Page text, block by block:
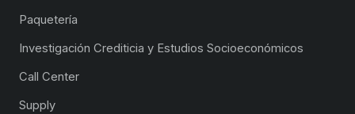
Paquetería
Investigación Crediticia y Estudios Socioeconómicos
Call Center
Supply